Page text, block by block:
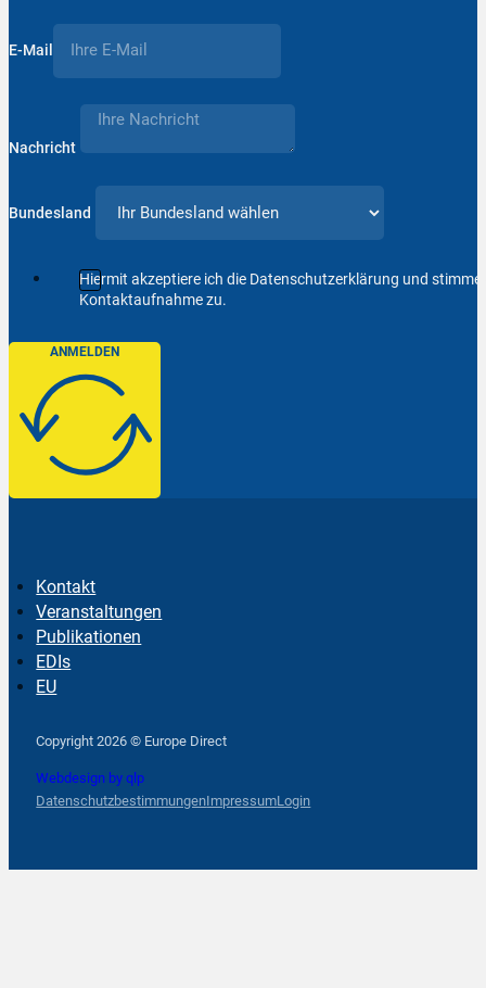
E-Mail
Nachricht
Bundesland
Hiermit akzeptiere ich die Datenschutzerklärung und
Kontaktaufnahme zu.
ANMELDEN
Kontakt
Veranstaltungen
Publikationen
EDIs
EU
Copyright 2026 © Europe Direct
Webdesign by qlp
DatenschutzbestimmungenImpressumLogin